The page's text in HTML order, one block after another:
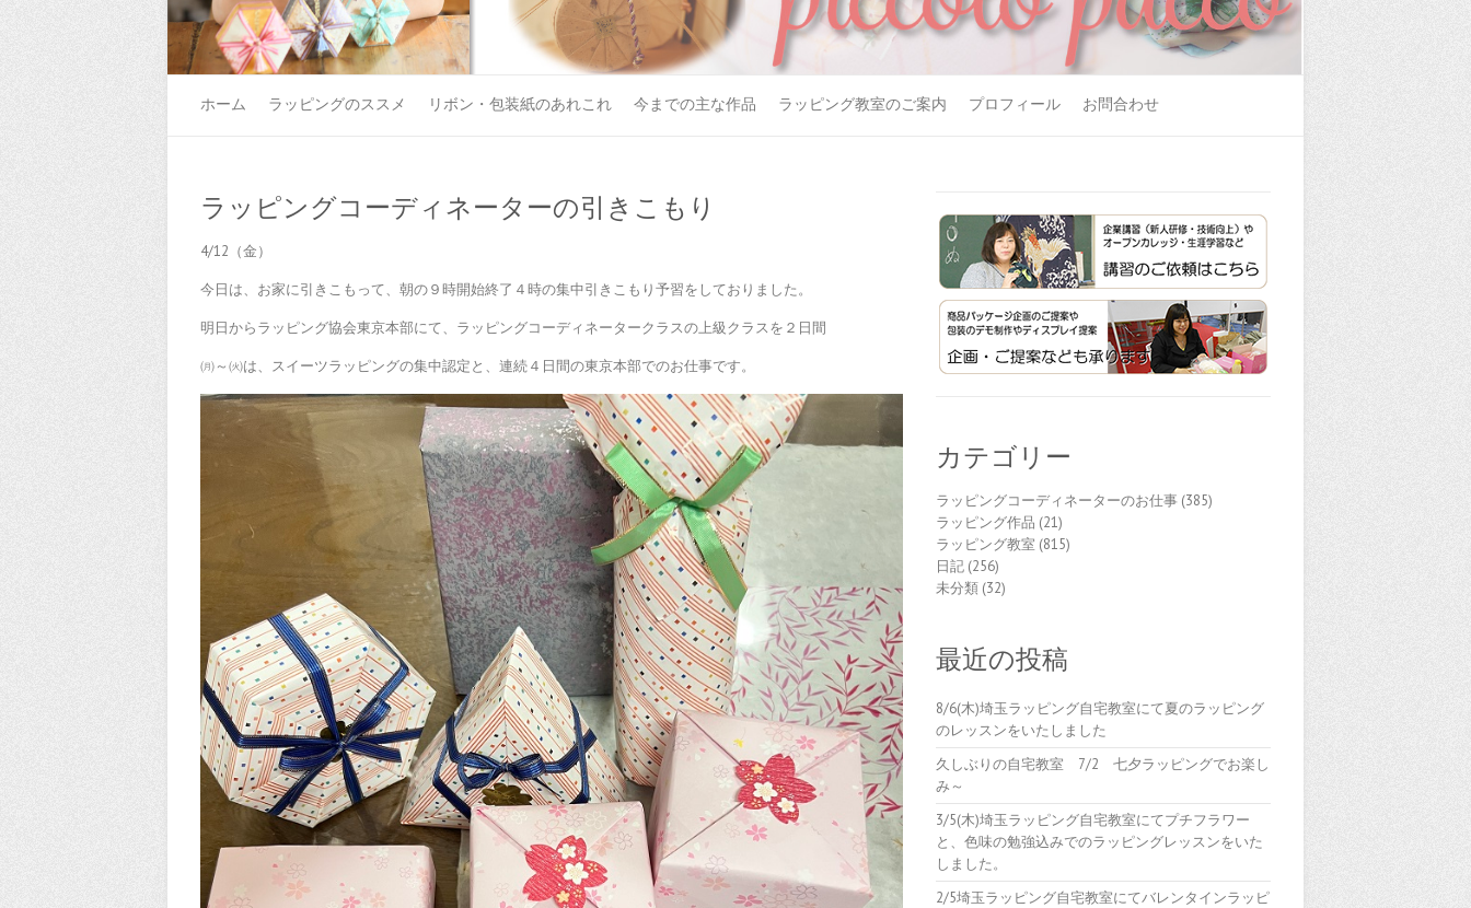
ホーム ラッピングのススメ リボン・包装紙のあれこれ 今までの主な作品 ラッピング教室のご案内 プロフィール お問合わせ
ラッピングコーディネーターの引きこもり
4/12（金）
今日は、お家に引きこもって、朝の９時開始終了４時の集中引きこもり予習をしておりました。
明日からラッピング協会東京本部にて、ラッピングコーディネータークラスの上級クラスを２日間
㈪～㈫は、スイーツラッピングの集中認定と、連続４日間の東京本部でのお仕事です。
カテゴリー
ラッピングコーディネーターのお仕事(385)
ラッピング作品 (21)
ラッピング教室 (815)
日記(256)
未分類(32)
最近の投稿
8/6(木)埼玉ラッピング自宅教室にて夏のラッピング
のレッスンをいたしました
久しぶりの自宅教室 7/2 七夕ラッピングでお楽し
み～
3/5(木)埼玉ラッピング自宅教室にてプチフラワー
と、色味の勉強込みでのラッピングレッスンをいた
しました。
2/5埼玉ラッピング自宅教室にてバレンタインラッピ